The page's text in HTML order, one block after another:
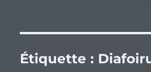
Étiquette :